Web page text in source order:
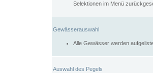
Selektionen im Menü
Gewässerauswahl
Alle Gewässer werden
Auswahl des Pegels